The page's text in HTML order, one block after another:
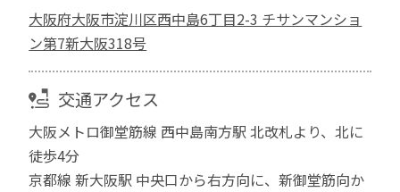
大阪府大阪市淀川区西中島6丁目2-3 チサンマンショ
ン第7新大阪318号
交通アクセス
大阪メトロ御堂筋線 西中島南方駅 北改札より、北に
徒歩4分
京都線 新大阪駅 中央口から右方向に、新御堂筋向か